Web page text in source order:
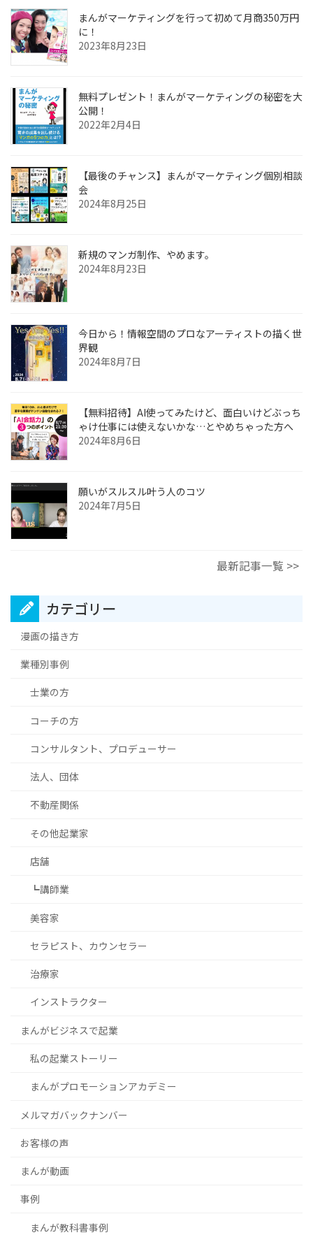
まんがマーケティングを行って初めて月商350万円
に！
2023年8月23日
無料プレゼント！まんがマーケティングの秘密を大
公開！
2022年2月4日
【最後のチャンス】まんがマーケティング個別相談
会
2024年8月25日
新規のマンガ制作、やめます。
2024年8月23日
今日から！情報空間のプロなアーティストの描く世
界観
2024年8月7日
【無料招待】AI使ってみたけど、面白いけどぶっち
ゃけ仕事には使えないかな…とやめちゃった方へ
2024年8月6日
願いがスルスル叶う人のコツ
2024年7月5日
最新記事一覧 >>
カテゴリー
漫画の描き方
業種別事例
士業の方
コーチの方
コンサルタント、プロデューサー
法人、団体
不動産関係
その他起業家
店舗
┗講師業
美容家
セラピスト、カウンセラー
治療家
インストラクター
まんがビジネスで起業
私の起業ストーリー
まんがプロモーションアカデミー
メルマガバックナンバー
お客様の声
まんが動画
事例
まんが教科書事例